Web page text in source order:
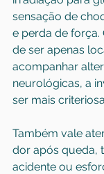
sensação de
e perda de força.
de ser apenas
acompanhar
neurológicas, a
ser mais
Também vale
dor após queda,
acidente ou